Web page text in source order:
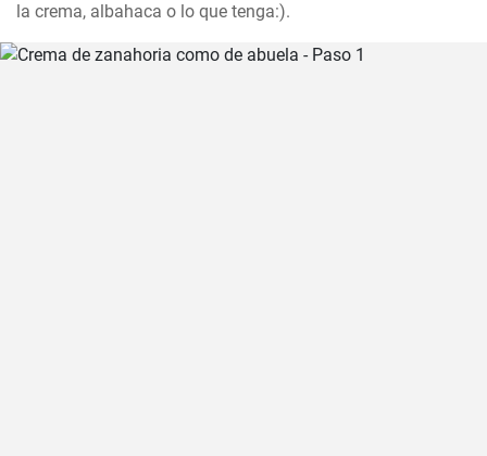
la crema, albahaca o lo que tenga:).